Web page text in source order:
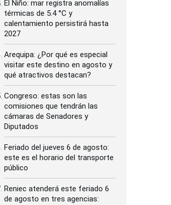
El Niño: mar registra anomalías
térmicas de 5.4 °C y
calentamiento persistirá hasta
2027
Arequipa: ¿Por qué es especial
visitar este destino en agosto y
qué atractivos destacan?
Congreso: estas son las
comisiones que tendrán las
cámaras de Senadores y
Diputados
Feriado del jueves 6 de agosto:
este es el horario del transporte
público
Reniec atenderá este feriado 6
de agosto en tres agencias: